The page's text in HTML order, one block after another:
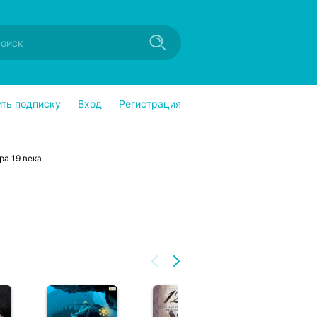
подписку Вход Регистрация
19 века